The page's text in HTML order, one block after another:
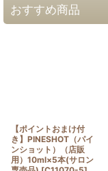
おすすめ商品
【ポイントおまけ付
き】PINESHOT（パイ
ンショット）（店販
用）10ml×5本(サロン